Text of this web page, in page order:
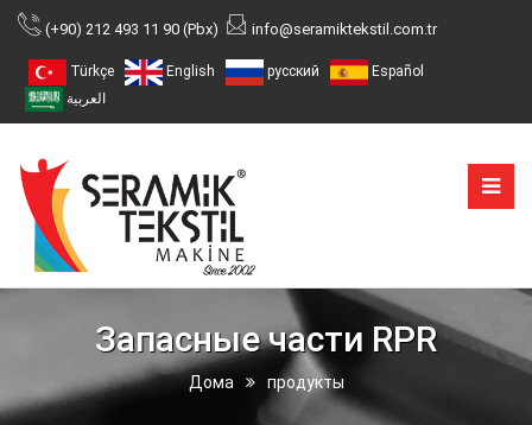
(+90) 212 493 11 90 (Pbx) info@seramiktekstil.com.tr
Türkçe English русский
Español
العربية
Запасные части RPR
Дома продукты